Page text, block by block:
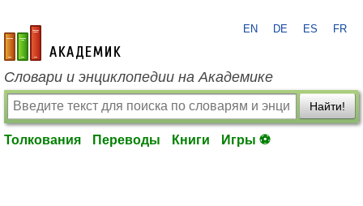
academic.ru
EN DE ES FR
Словари и энциклопедии на Академике
Найти!
Толкования Переводы Книги Игры ⚽